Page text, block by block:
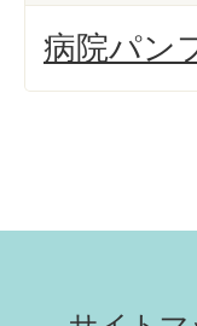
病院パン